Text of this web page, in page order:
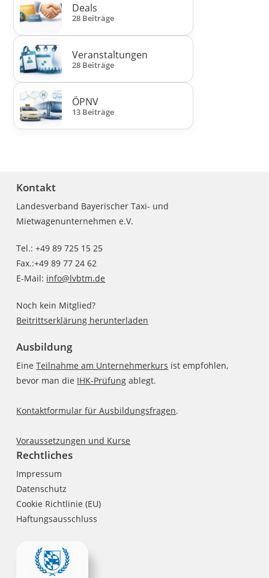
Deals
28 Beiträge
Veranstaltungen
28 Beiträge
ÖPNV
13 Beiträge
Kontakt
Landesverband Bayerischer Taxi- und
Mietwagenunternehmen e.V.
Tel.: +49 89 725 15 25
Fax.:+49 89 77 24 62
E-Mail: info@lvbtm.de
Noch kein Mitglied?
Beitrittserklärung herunterladen
Ausbildung
EineTeilnahme am Unternehmerkurs ist empfohlen,
bevor man die IHK-Prüfung ablegt.
Kontaktformular für Ausbildungsfragen.
Voraussetzungen und Kurse
Rechtliches
Impressum
Datenschutz
Cookie Richtlinie (EU)
Haftungsausschluss